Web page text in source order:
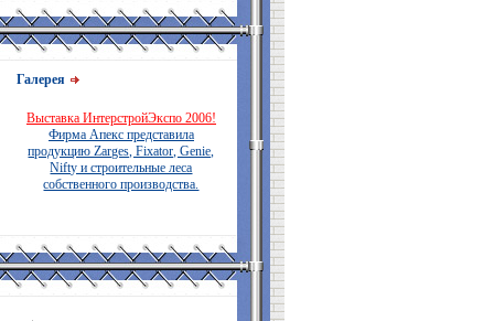
Галерея
Выставка ИнтерстройЭкспо 2006!
Фирма Апекс представила
продукцию Zarges, Fixator, Genie,
Nifty и строительные леса
собственного производства.